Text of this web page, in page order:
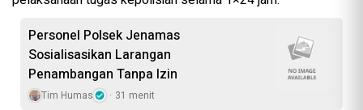
Personel Polsek Jenamas
Sosialisasikan Larangan
Penambangan Tanpa Izin
Tim Humas 31 menit